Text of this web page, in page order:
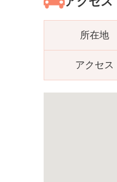
所在地
アクセス